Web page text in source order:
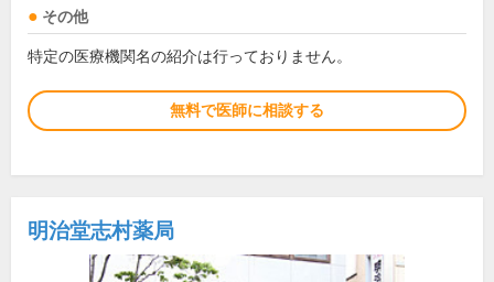
その他
特定の医療機関名の紹介は行っておりません。
無料で医師に相談する
明治堂志村薬局